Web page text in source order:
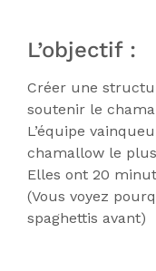
L’objectif :
Créer une
soutenir le
L’équipe
chamallow le
Elles ont 20
(Vous voyez
spaghettis avant)